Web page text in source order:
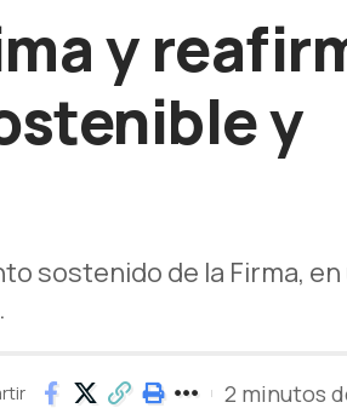
y
y
sostenido de la Firma, en
2 minutos